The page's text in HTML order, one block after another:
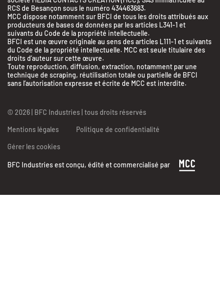
RCS de Besançon sous le numéro 434463683.
MCC dispose notamment sur BFCI de tous les droits attribués aux
producteurs de bases de données par les articles L341-1 et
suivants du Code de la propriété intellectuelle.
BFCI est une œuvre originale au sens des articles L111-1 et suivants
du Code de la propriété intellectuelle. MCC est seule titulaire des
droits d’auteur sur cette œuvre.
Toute reproduction, diffusion, extraction, notamment par une
technique de scraping, réutilisation totale ou partielle de BFCI
sans l’autorisation expresse et écrite de MCC est interdite.
© 2026 | BFC Industries | tous droits réservés
Mentions légales Politique de confidentialité
Gérer les cookies
BFC Industries est conçu, édité et commercialisé par